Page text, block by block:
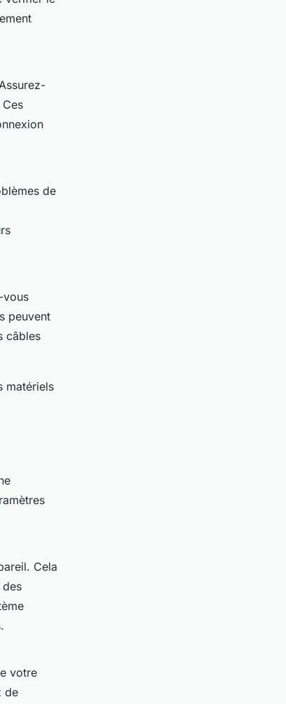
de
vous
peuvent
câbles
matériels
Cela
votre
de